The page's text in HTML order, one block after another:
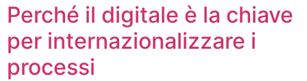
Perché il digitale è la chiave
per internazionalizzare i
processi